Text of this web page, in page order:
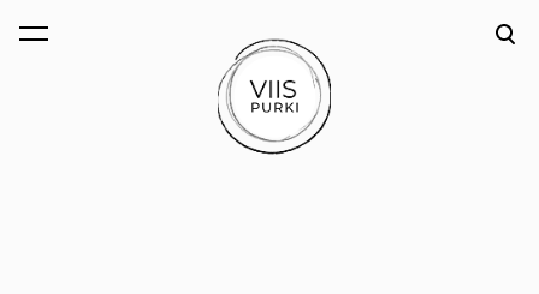
lisati ostukorvi. Vaata ostukorvi